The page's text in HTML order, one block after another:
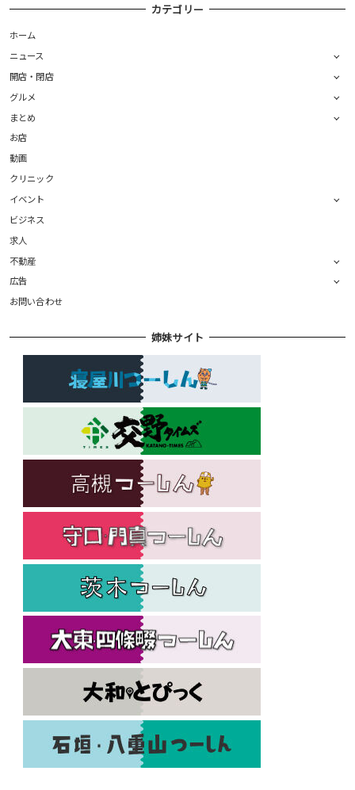
カテゴリー
ホーム
ニュース
開店・閉店
グルメ
まとめ
お店
動画
クリニック
イベント
ビジネス
求人
不動産
広告
お問い合わせ
姉妹サイト